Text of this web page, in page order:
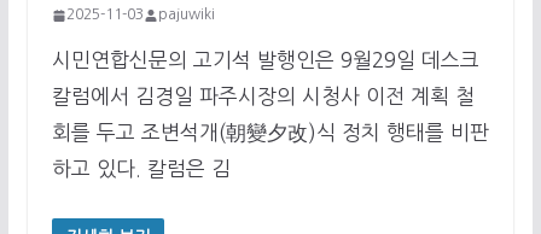
2025-11-03 pajuwiki
시민연합신문의 고기석 발행인은 9월29일 데스크
칼럼에서 김경일 파주시장의 시청사 이전 계획 철
회를 두고 조변석개(朝變夕改)식 정치 행태를 비판
하고 있다. 칼럼은 김